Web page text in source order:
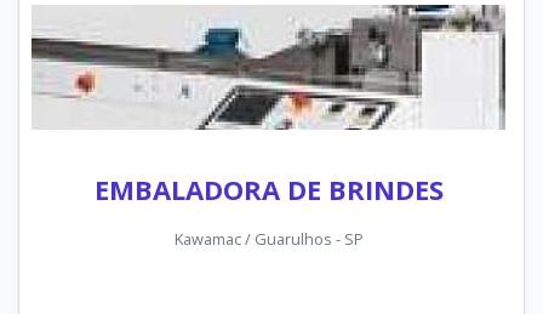
EMBALADORA DE BRINDES
Kawamac / Guarulhos - SP